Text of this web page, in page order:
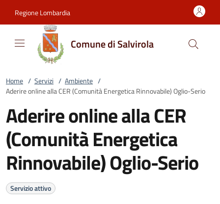
Regione Lombardia
Comune di Salvirola
Home / Servizi / Ambiente /
Aderire online alla CER (Comunità Energetica Rinnovabile) Oglio-Serio
Aderire online alla CER
(Comunità Energetica
Rinnovabile) Oglio-Serio
Servizio attivo